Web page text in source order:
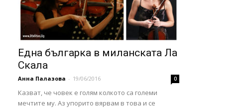
Една българка в миланската Ла
Скала
Анна Палазова - 19/06/2016 0
Казват, че човек е голям колкото са големи
мечтите му. Аз упорито вярвам в това и се